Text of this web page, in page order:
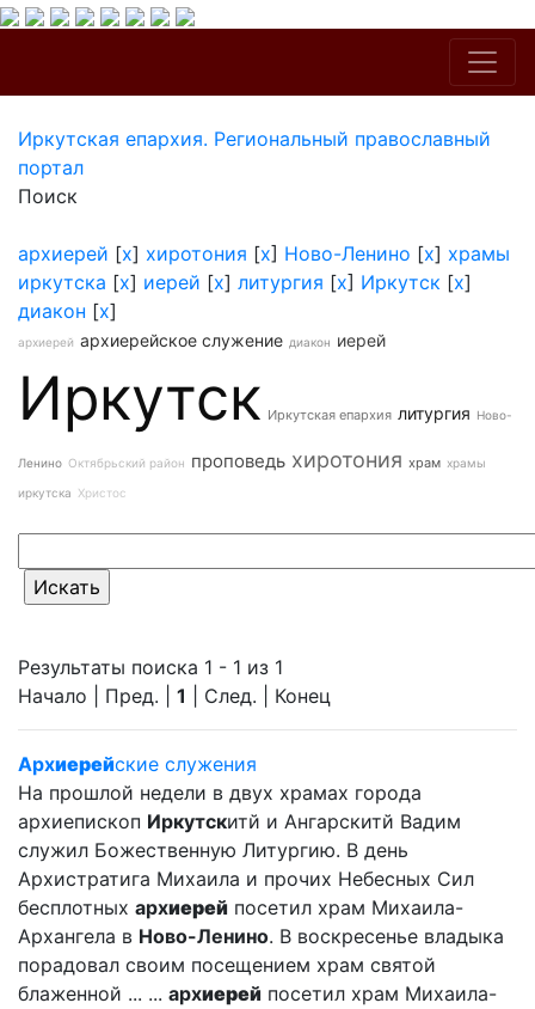
Иркутская епархия. Региональный православный
портал
Поиск
архиерей [x] хиротония [x] Ново-Ленино [x] храмы
иркутска [x] иерей [x] литургия [x] Иркутск [x]
диакон [x]
архиерей архиерейское служение диакон иерей
Иркутск Иркутская епархия литургия Ново-
Ленино Октябрьский район проповедь хиротония храм храмы
иркутска Христос
Результаты поиска 1 - 1 из 1
Начало | Пред. | 1 | След. | Конец
Архиерейские служения
На прошлой недели в двух храмах города
архиепископ Иркутскитй и Ангарскитй Вадим
служил Божественную Литургию. В день
Архистратига Михаила и прочих Небесных Сил
бесплотных архиерей посетил храм Михаила-
Архангела в Ново-Ленино. В воскресенье владыка
порадовал своим посещением храм святой
блаженной ... ... архиерей посетил храм Михаила-